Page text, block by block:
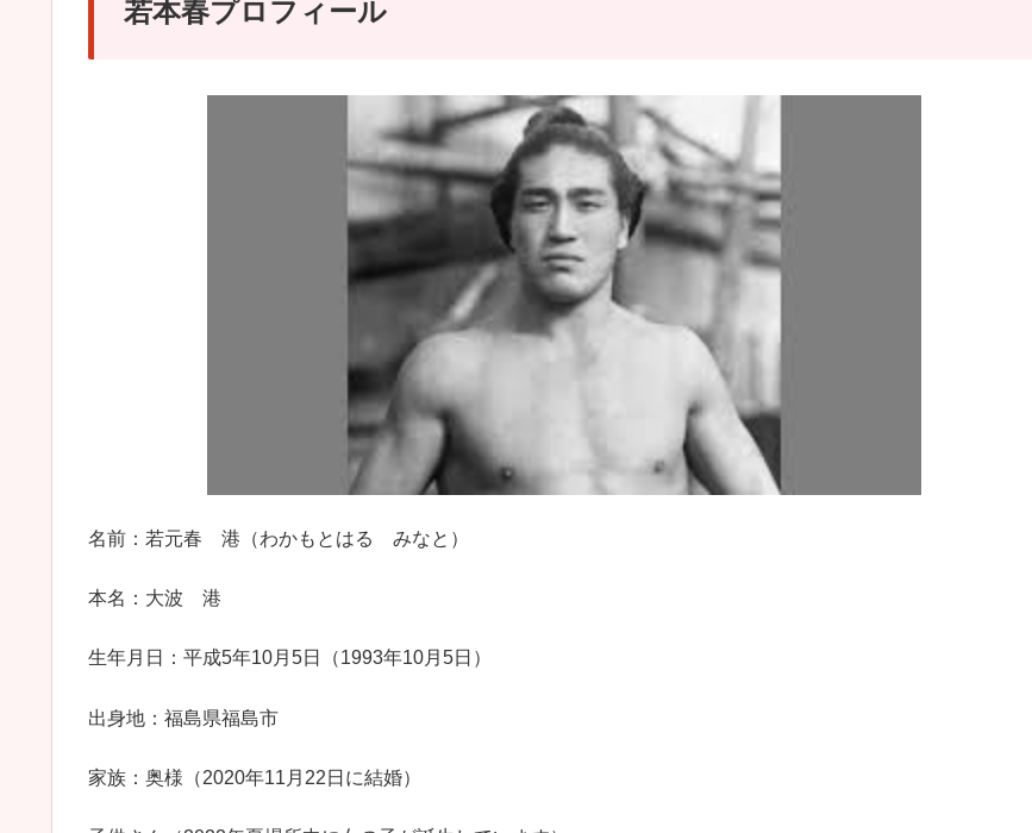
若本春プロフィール
名前：若元春 港（わかもとはる みなと）
本名：大波 港
生年月日：平成5年10月5日（1993年10月5日）
出身地：福島県福島市
家族：奥様（2020年11月22日に結婚）